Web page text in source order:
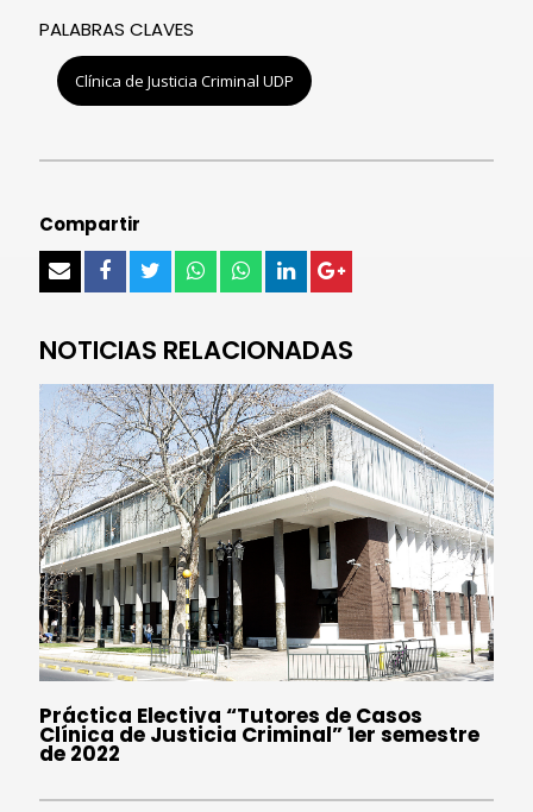
PALABRAS CLAVES
Clínica de Justicia Criminal UDP
Compartir
NOTICIAS RELACIONADAS
Práctica Electiva “Tutores de Casos
Clínica de Justicia Criminal” 1er semestre
de 2022